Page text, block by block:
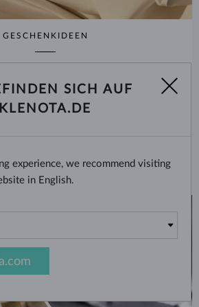
GESCHENKIDEEN
2025
SICH AUF
KLENOTA.DE
experience, we recommend visiting
in English.